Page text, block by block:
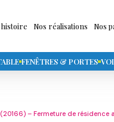
Nos réalisations Nos
FENÊTRES & PORTES
– Fermeture de résidence